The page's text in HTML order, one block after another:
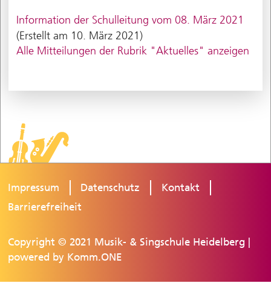
Information der Schulleitung vom 08. März 2021
(Erstellt am 10. März 2021)
Alle Mitteilungen der Rubrik "Aktuelles" anzeigen
Impressum Datenschutz
Kontakt
Barrierefreiheit
Copyright © 2021 Musik- & Singschule Heidelberg |
powered by Komm.ONE